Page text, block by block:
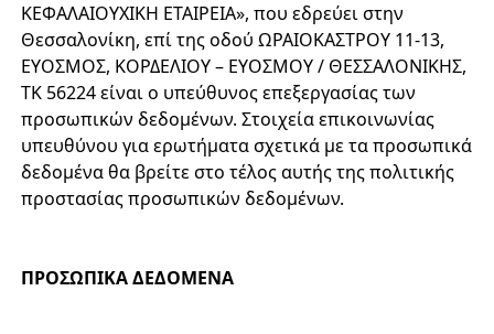
ΚΕΦΑΛΑΙΟΥΧΙΚΗ ΕΤΑΙΡΕΙΑ», που εδρεύει στην
Θεσσαλονίκη, επί της οδού ΩΡΑΙΟΚΑΣΤΡΟΥ 11-13,
ΕΥΟΣΜΟΣ, ΚΟΡΔΕΛΙΟΥ – ΕΥΟΣΜΟΥ / ΘΕΣΣΑΛΟΝΙΚΗΣ,
ΤΚ 56224 είναι ο υπεύθυνος επεξεργασίας των
προσωπικών δεδομένων. Στοιχεία επικοινωνίας
υπευθύνου για ερωτήματα σχετικά με τα προσωπικά
δεδομένα θα βρείτε στο τέλος αυτής της πολιτικής
προστασίας προσωπικών δεδομένων.
ΠΡΟΣΩΠΙΚΑ ΔΕΔΟΜΕΝΑ